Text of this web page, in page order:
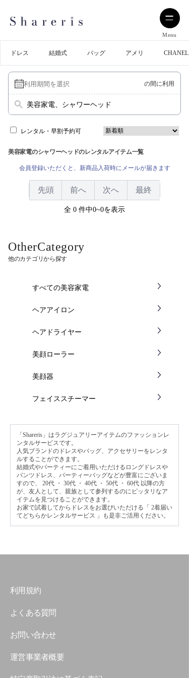
Menu
ドレス 結婚式 バッグ アメリ CHANEL
の間に利用
美容家電、シャワーヘッド
レンタル・早割予約可
美容家電のシャワーヘッドのレンタルアイテム一覧
会員登録いただくと、新商品入荷時にメールが届きます
先頭 前へ 次へ 最終
全 0 件中0~0を表示
OtherCategory
他のカテゴリから探す
すべての美容家電
ヘアアイロン
ヘアドライヤー
美顔ローラー
美顔器
フェイススチーマー
「Shareris」はラグジュアリーアイテムのファッションレ
ンタルサービスです。
人気ブランドのドレスやバッグ、アクセサリーをレンタ
ルすることができます。
結婚式やパーティーにご着用いただけるロングドレスや
パンツドレス、パーティーバッグなどが豊富にございま
すので、 20代 ・ 30代 ・ 40代 ・ 50代 ・ 60代 以降の方
が、友人として、親族として参列するのにピッタリなア
イテムを見つけることができます。
お家で試着してからドレスをお選びいただける「 2着届い
てどちらかレンタルサービス 」も是非ご活用ください。
利用規約
よくある質問
お問い合わせ
運営事業者概要